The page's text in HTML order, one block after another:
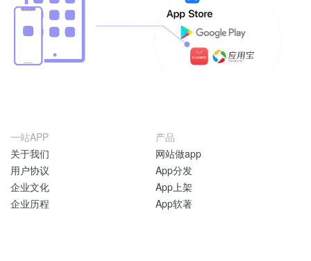
一站APP
关于我们
用户协议
企业文化
企业历程
产品
网站做app
App分发
App上架
App软著